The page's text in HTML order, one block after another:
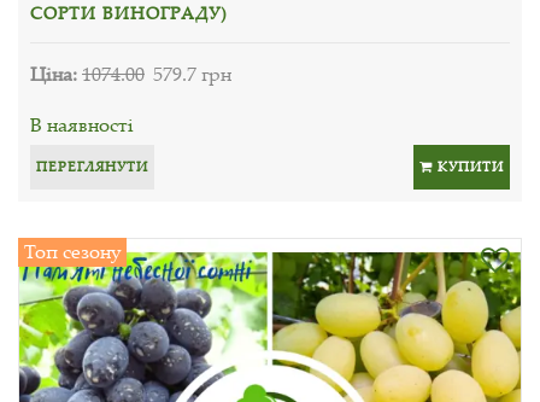
СОРТИ ВИНОГРАДУ)
Ціна:1074.00 579.7 грн
В наявності
ПЕРЕГЛЯНУТИ КУПИТИ
Топ сезону